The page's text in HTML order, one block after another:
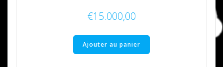
€15.000,00
Ajouter au panier